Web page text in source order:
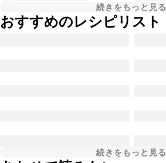
続きをもっと見る
おすすめのレシピリスト
続きをもっと見る